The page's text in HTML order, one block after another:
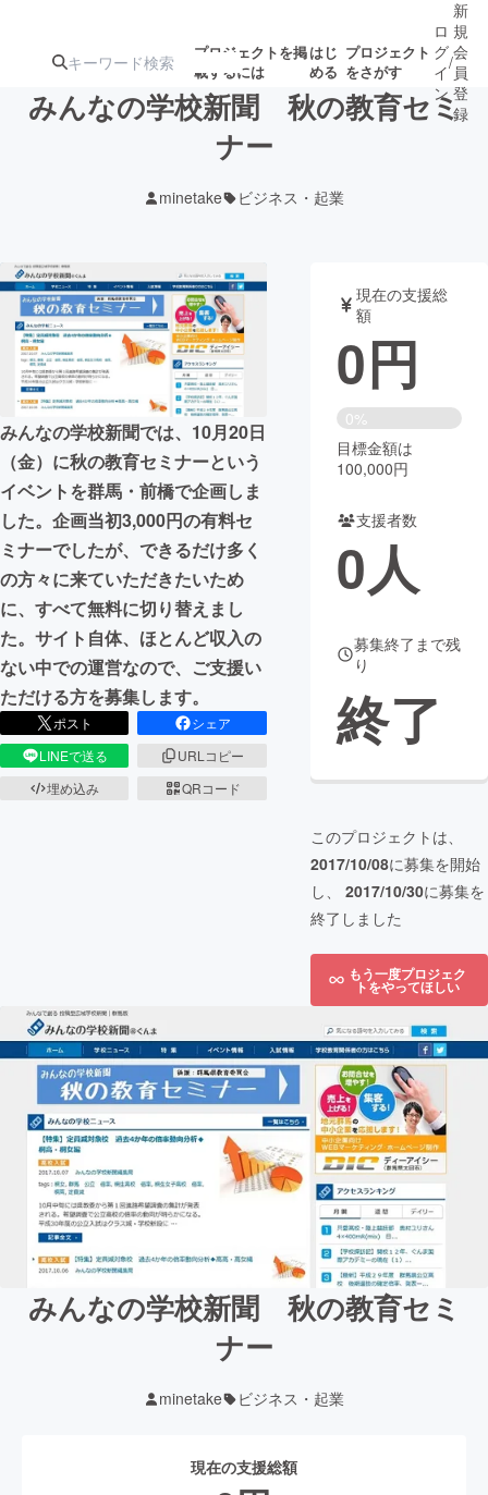
プロジェクトを掲
載するには
はじ
める
プロジェクト
をさがす
ジェクト
募集終了が近いプ
ロジェクト
アート・写真 音楽
テクノロジー・ガジェット ゲーム・サ
映像・映画 書籍・雑誌
ビジネス・起業 チャレンジ
まちづくり・地域活性化
CAMPFIRE for Social Good
CAMPFIRE Creation
CAMPFIREふるさと納税machi-ya
ロ
グ
イ
ン
/
新
規
会
員
登
録
みんなの学校新聞 秋の教育セミ
ナー
minetake ビジネス・起業
みんなの学校新聞では、10月20日
（金）に秋の教育セミナーという
イベントを群馬・前橋で企画しま
した。企画当初3,000円の有料セ
ミナーでしたが、できるだけ多く
の方々に来ていただきたいため
に、すべて無料に切り替えまし
た。サイト自体、ほとんど収入の
ない中での運営なので、ご支援い
ただける方を募集します。
ポスト
シェア
LINEで送る
URLコピー
埋め込み
QRコード
現在の支援総
額
0円
0%
目標金額は
100,000円
支援者数
0人
募集終了まで残
り
終了
このプロジェクトは、
2017/10/08に募集を開始
し、 2017/10/30に募集を
終了しました
もう一度プロジェク
トをやってほしい
みんなの学校新聞 秋の教育セミ
ナー
minetake ビジネス・起業
現在の支援総額